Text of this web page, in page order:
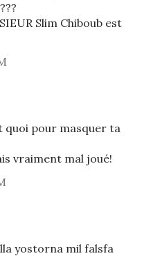
Slim Chiboub est
quoi pour masquer ta
vraiment mal joué!
yostorna mil falsfa